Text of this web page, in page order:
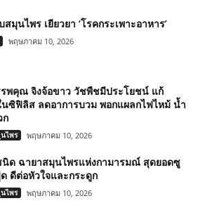
สมุนไพร เยียวยา ‘โรคกระเพาะอาหาร’
พฤษภาคม 10, 2026
รพคุณ จิงจ้อขาว วัชพืชมีประโยชน์ แก้
ซิฟิลิส ลดอาการบวม พอกแผลกไฟไหม้ น้ำ
ก
ไพร พฤษภาคม 10, 2026
นิด ฉายาสมุนไพรแห่งกามารมณ์ สุดยอดซู
ดีต่อหัวใจและกระดูก
ไพร พฤษภาคม 10, 2026